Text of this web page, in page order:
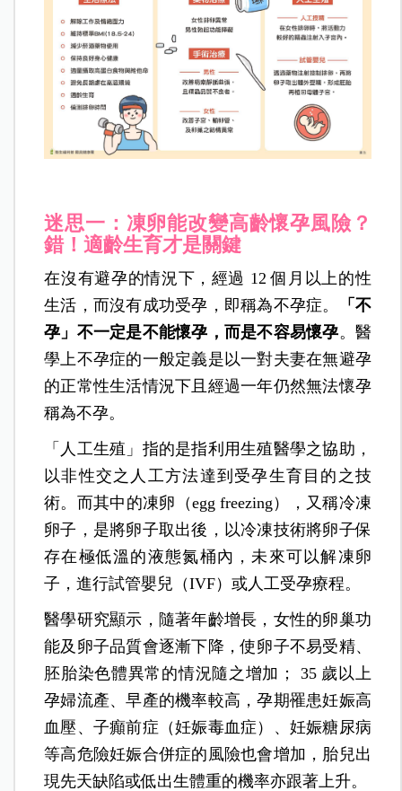
迷思一：凍卵能改變高齡懷孕風險？
錯！適齡生育才是關鍵
在沒有避孕的情況下，經過 12 個月以上的性
生活，而沒有成功受孕，即稱為不孕症。
「不
孕」不一定是不能懷孕，而是不容易懷孕。醫
學上不孕症的一般定義是以一對夫妻在無避孕
的正常性生活情況下且經過一年仍然無法懷孕
稱為不孕。
「人工生殖」指的是指利用生殖醫學之協助，
以非性交之人工方法達到受孕生育目的之技
術。而其中的凍卵（egg freezing），又稱冷凍
卵子，是將卵子取出後，以冷凍技術將卵子保
存在極低溫的液態氮桶內，未來可以解凍卵
子，進行試管嬰兒（IVF）或人工受孕療程。
醫學研究顯示，隨著年齡增長，女性的卵巢功
能及卵子品質會逐漸下降，使卵子不易受精、
胚胎染色體異常的情況隨之增加； 35 歲以上
孕婦流產、早產的機率較高，孕期罹患妊娠高
血壓、子癲前症（妊娠毒血症）、妊娠糖尿病
等高危險妊娠合併症的風險也會增加，胎兒出
現先天缺陷或低出生體重的機率亦跟著上升。